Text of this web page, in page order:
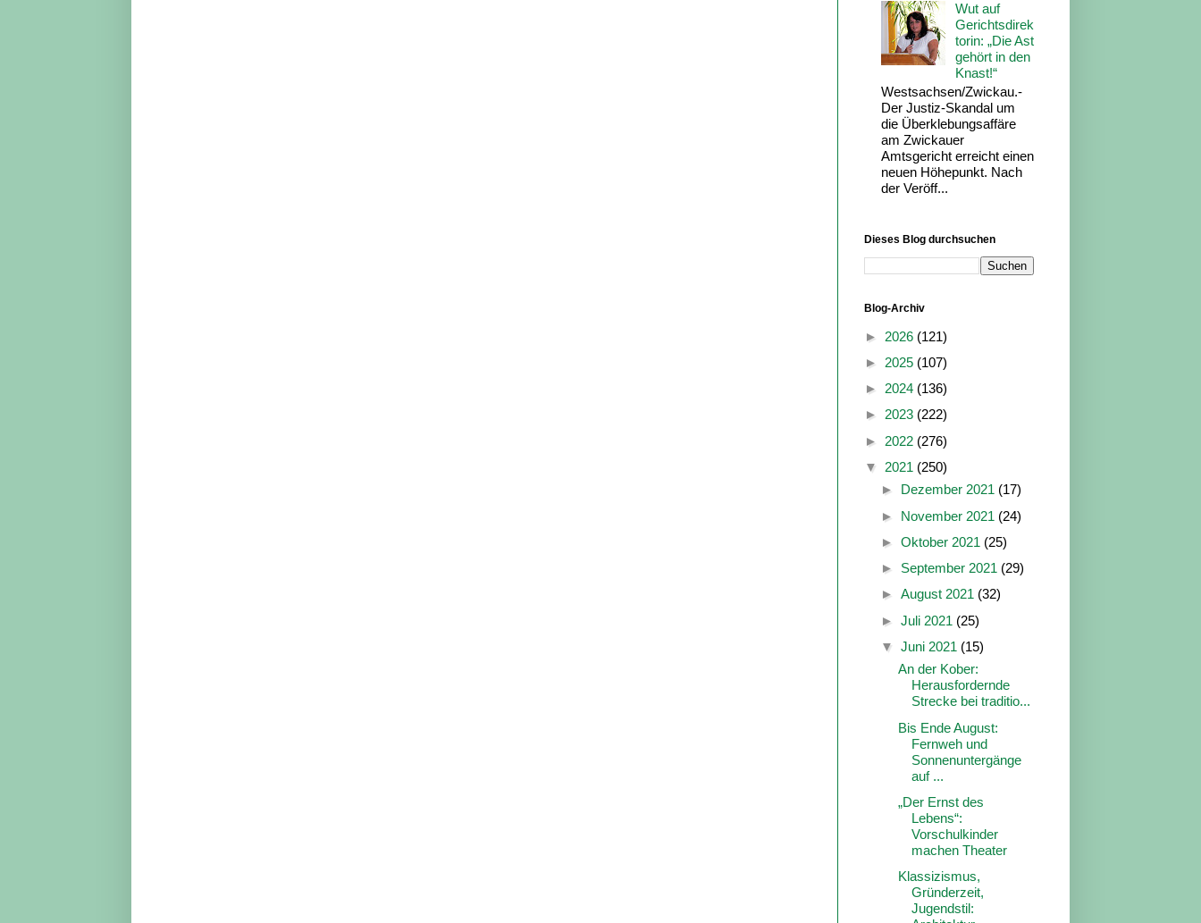
Wut auf
Gerichtsdirek
torin: „Die Ast
gehört in den
Knast!“
Westsachsen/Zwickau.-
Der Justiz-Skandal um
die Überklebungsaffäre
am Zwickauer
Amtsgericht erreicht einen
neuen Höhepunkt. Nach
der Veröff...
Dieses Blog durchsuchen
Blog-Archiv
► 2026 (121)
► 2025 (107)
► 2024 (136)
► 2023 (222)
► 2022 (276)
▼ 2021 (250)
► Dezember 2021 (17)
► November 2021 (24)
► Oktober 2021 (25)
► September 2021 (29)
► August 2021 (32)
► Juli 2021 (25)
▼ Juni 2021 (15)
An der Kober:
Herausfordernde
Strecke bei traditio...
Bis Ende August:
Fernweh und
Sonnenuntergänge
auf ...
„Der Ernst des
Lebens“:
Vorschulkinder
machen Theater
Klassizismus,
Gründerzeit,
Jugendstil: